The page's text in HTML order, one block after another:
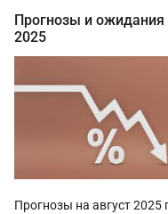
Прогнозы и ожидания
2025
Прогнозы на август